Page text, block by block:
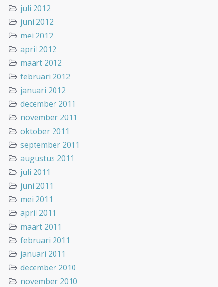
juli 2012
juni 2012
mei 2012
april 2012
maart 2012
februari 2012
januari 2012
december 2011
november 2011
oktober 2011
september 2011
augustus 2011
juli 2011
juni 2011
mei 2011
april 2011
maart 2011
februari 2011
januari 2011
december 2010
november 2010